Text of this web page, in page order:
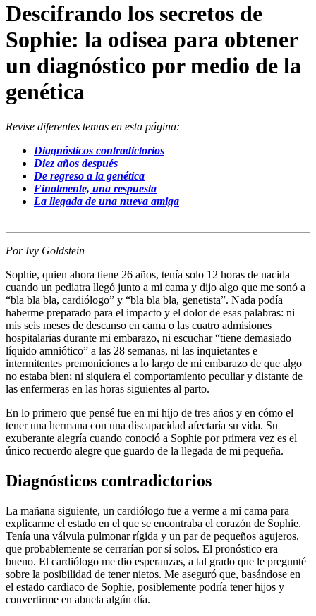
Descifrando los secretos de
Sophie: la odisea para obtener
un diagnóstico por medio de la
genética
Revise diferentes temas en esta página:
Diagnósticos contradictorios
Diez años después
De regreso a la genética
Finalmente, una respuesta
La llegada de una nueva amiga
Por Ivy Goldstein
Sophie, quien ahora tiene 26 años, tenía solo 12 horas de nacida
cuando un pediatra llegó junto a mi cama y dijo algo que me sonó a
“bla bla bla, cardiólogo” y “bla bla bla, genetista”. Nada podía
haberme preparado para el impacto y el dolor de esas palabras: ni
mis seis meses de descanso en cama o las cuatro admisiones
hospitalarias durante mi embarazo, ni escuchar “tiene demasiado
líquido amniótico” a las 28 semanas, ni las inquietantes e
intermitentes premoniciones a lo largo de mi embarazo de que algo
no estaba bien; ni siquiera el comportamiento peculiar y distante de
las enfermeras en las horas siguientes al parto.
En lo primero que pensé fue en mi hijo de tres años y en cómo el
tener una hermana con una discapacidad afectaría su vida. Su
exuberante alegría cuando conoció a Sophie por primera vez es el
único recuerdo alegre que guardo de la llegada de mi pequeña.
Diagnósticos contradictorios
La mañana siguiente, un cardiólogo fue a verme a mi cama para
explicarme el estado en el que se encontraba el corazón de Sophie.
Tenía una válvula pulmonar rígida y un par de pequeños agujeros,
que probablemente se cerrarían por sí solos. El pronóstico era
bueno. El cardiólogo me dio esperanzas, a tal grado que le pregunté
sobre la posibilidad de tener nietos. Me aseguró que, basándose en
el estado cardiaco de Sophie, posiblemente podría tener hijos y
convertirme en abuela algún día.